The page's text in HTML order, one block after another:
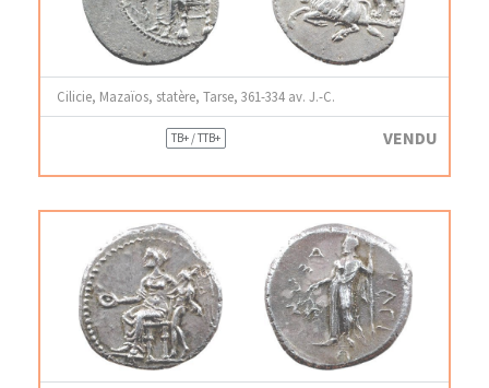
Cilicie, Mazaïos, statère, Tarse, 361-334 av. J.-C.
TB+ / TTB+ VENDU